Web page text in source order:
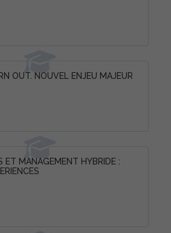
OUT. NOUVEL ENJEU MAJEUR
ET MANAGEMENT HYBRIDE :